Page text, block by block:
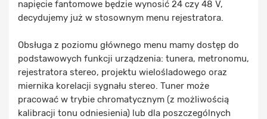
napięcie fantomowe będzie wynosić 24 czy 48 V,
decydujemy już w stosownym menu rejestratora.
Obsługa z poziomu głównego menu mamy dostęp do
podstawowych funkcji urządzenia: tunera, metronomu,
rejestratora stereo, projektu wielośladowego oraz
miernika korelacji sygnału stereo. Tuner może
pracować w trybie chromatycznym (z możliwością
kalibracji tonu odniesienia) lub dla poszczególnych